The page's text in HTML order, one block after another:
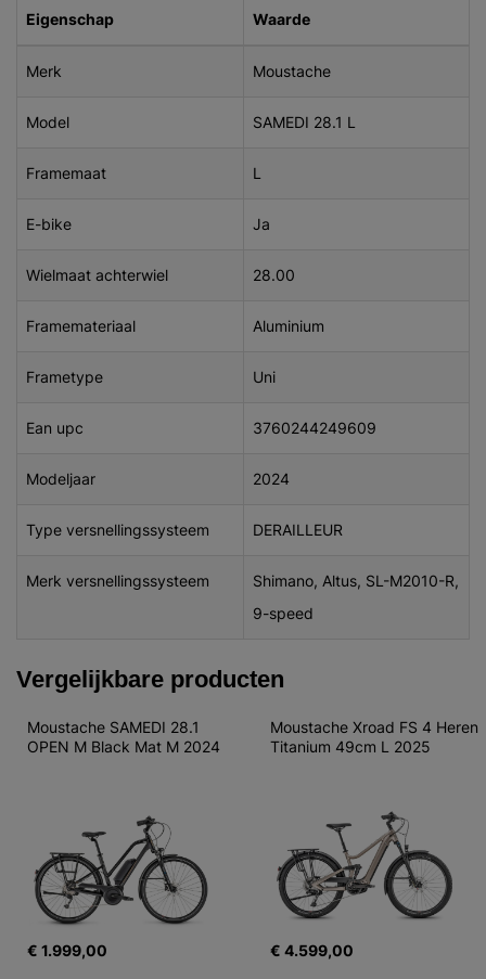
Eigenschap Waarde
Merk Moustache
Model SAMEDI 28.1 L
Framemaat L
E-bike Ja
Wielmaat achterwiel 28.00
Framemateriaal Aluminium
Frametype Uni
Ean upc 3760244249609
Modeljaar 2024
Type versnellingssysteem DERAILLEUR
Merk versnellingssysteem
Shimano, Altus, SL-M2010-R,
9-speed
Vergelijkbare producten
Moustache SAMEDI 28.1
OPEN M Black Mat M 2024
€ 1.999,00
Moustache Xroad FS 4 Heren
Titanium 49cm L 2025
€ 4.599,00